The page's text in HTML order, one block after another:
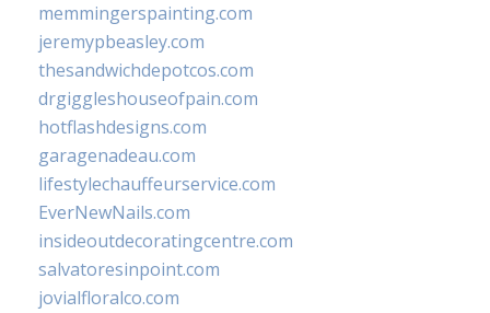
memmingerspainting.com
jeremypbeasley.com
thesandwichdepotcos.com
drgiggleshouseofpain.com
hotflashdesigns.com
garagenadeau.com
lifestylechauffeurservice.com
EverNewNails.com
insideoutdecoratingcentre.com
salvatoresinpoint.com
jovialfloralco.com